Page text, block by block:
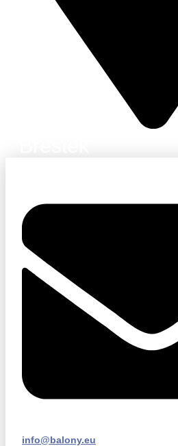
info@balony.eu